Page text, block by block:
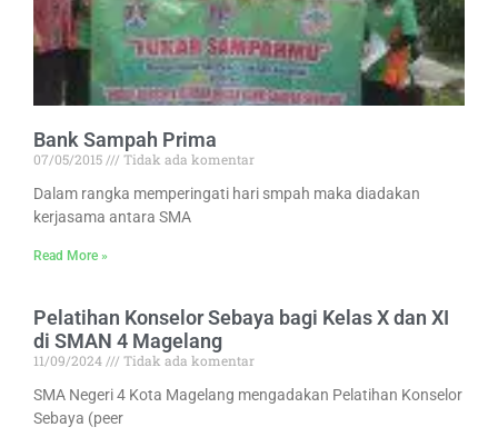
Bank Sampah Prima
07/05/2015
Tidak ada komentar
Dalam rangka memperingati hari smpah maka diadakan
kerjasama antara SMA
Read More »
Pelatihan Konselor Sebaya bagi Kelas X dan XI
di SMAN 4 Magelang
11/09/2024
Tidak ada komentar
SMA Negeri 4 Kota Magelang mengadakan Pelatihan Konselor
Sebaya (peer